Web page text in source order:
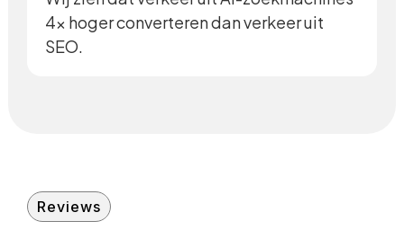
4x hoger converteren dan verkeer uit
SEO.
Reviews